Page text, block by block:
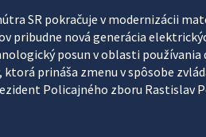
SR pokračuje v modernizácii
pribudne nová generácia
posun v oblasti používania
prináša zmenu v spôsobe
Policajného zboru Rastislav